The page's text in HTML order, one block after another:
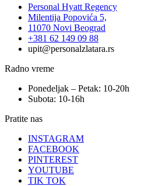
Personal Hyatt Regency
Milentija Popovića 5,
11070 Novi Beograd
+381 62 149 09 88
upit@personalzlatara.rs
Radno vreme
Ponedeljak – Petak: 10-20h
Subota: 10-16h
Pratite nas
INSTAGRAM
FACEBOOK
PINTEREST
YOUTUBE
TIK TOK